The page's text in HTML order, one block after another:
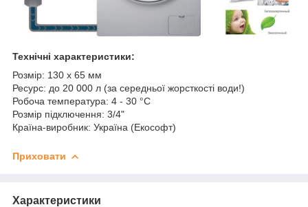
Технічні характеристики:
Розмір: 130 х 65 мм
Ресурс: до 20 000 л (за середньої жорсткості води!)
Робоча температура: 4 - 30 °C
Розмір підключення: 3/4"
Країна-виробник: Україна (Екософт)
Приховати
Характеристики